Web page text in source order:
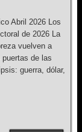
Abril 2026 Los
de 2026 La
vuelven a
de las
guerra, dólar,